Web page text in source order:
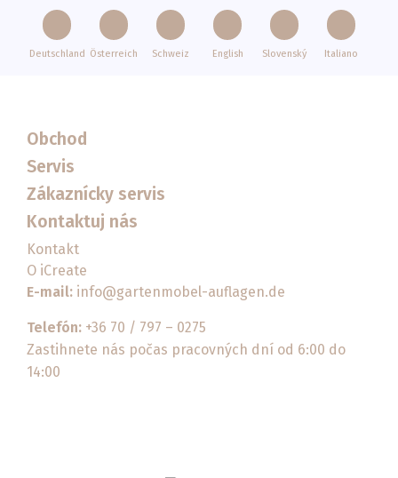
Deutschland Österreich Schweiz English Slovenský Italiano
Obchod
Servis
Zákaznícky servis
Kontaktuj nás
Kontakt
O iCreate
E-mail: info@gartenmobel-auflagen.de
Telefón: +36 70 / 797 – 0275
Zastihnete nás počas pracovných dní od 6:00 do
14:00